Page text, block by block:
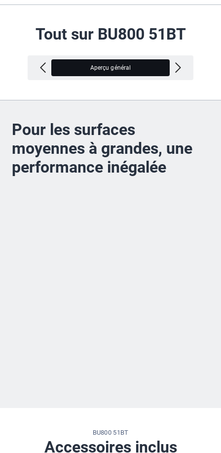
Tout sur BU800 51BT
Aperçu général
Pour les surfaces
moyennes à grandes, une
performance inégalée
BU800 51BT
Accessoires inclus